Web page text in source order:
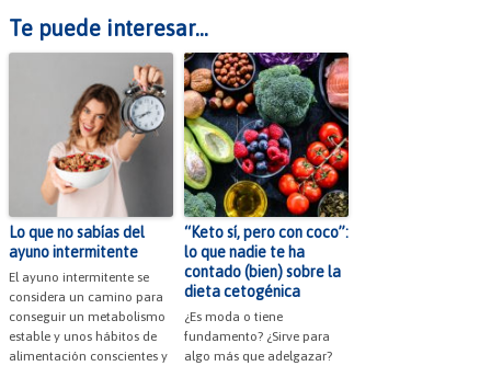
Te puede interesar...
Lo que no sabías del
ayuno intermitente
El ayuno intermitente se
considera un camino para
conseguir un metabolismo
estable y unos hábitos de
alimentación conscientes y
“Keto sí, pero con coco”:
lo que nadie te ha
contado (bien) sobre la
dieta cetogénica
¿Es moda o tiene
fundamento? ¿Sirve para
algo más que adelgazar?